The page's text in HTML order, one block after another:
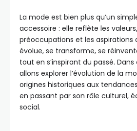
La mode est bien plus qu’un
accessoire : elle reflète les
préoccupations et les aspirations
évolue, se transforme, se
tout en s’inspirant du passé.
allons explorer l’évolution de la
origines historiques aux
en passant par son rôle culturel,
social.